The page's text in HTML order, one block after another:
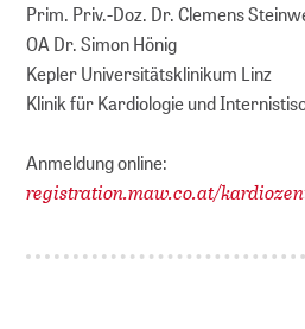
Prim. Priv.-Doz. Dr. Clemens
OA Dr. Simon Hönig
Kepler Universitätsklinikum Linz
Klinik für Kardiologie und
Anmeldung online:
registration.maw.co.at/